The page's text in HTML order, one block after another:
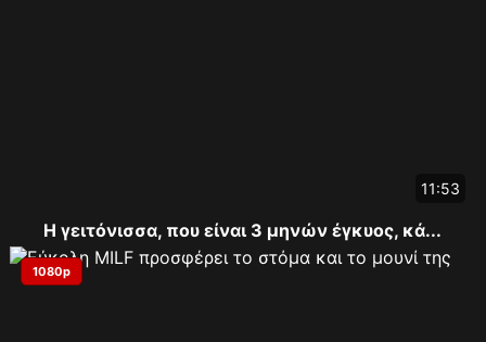
11:53
Η γειτόνισσα, που είναι 3 μηνών έγκυος, κά...
1080p